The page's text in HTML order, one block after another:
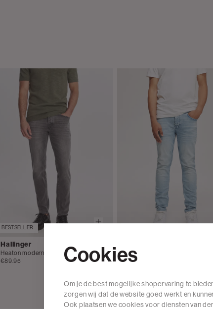
BESTSELLER
Hallinger
Heaton modern regular jeans
€89.95
+ 6 kleuren
Duke v2 slim fit jeans
€79.95
Cookies
Om je de best mogelijke shopervaring te
zorgen wij dat de website goed werkt en
Ook plaatsen we cookies voor diensten van